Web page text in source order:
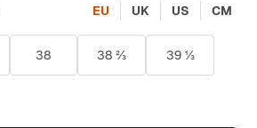
EU UK US CM
38 38 ⅔ 39 ⅓